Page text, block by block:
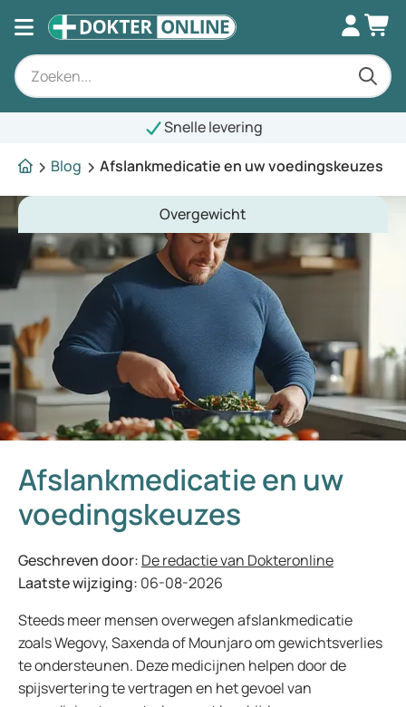
Snelle levering
Blog
Afslankmedicatie en uw voedingskeuzes
Overgewicht
Afslankmedicatie en uw
voedingskeuzes
Geschreven door: De redactie van Dokteronline
Laatste wijziging: 06-08-2026
Steeds meer mensen overwegen afslankmedicatie
zoals Wegovy, Saxenda of Mounjaro om gewichtsverlies
te ondersteunen. Deze medicijnen helpen door de
spijsvertering te vertragen en het gevoel van